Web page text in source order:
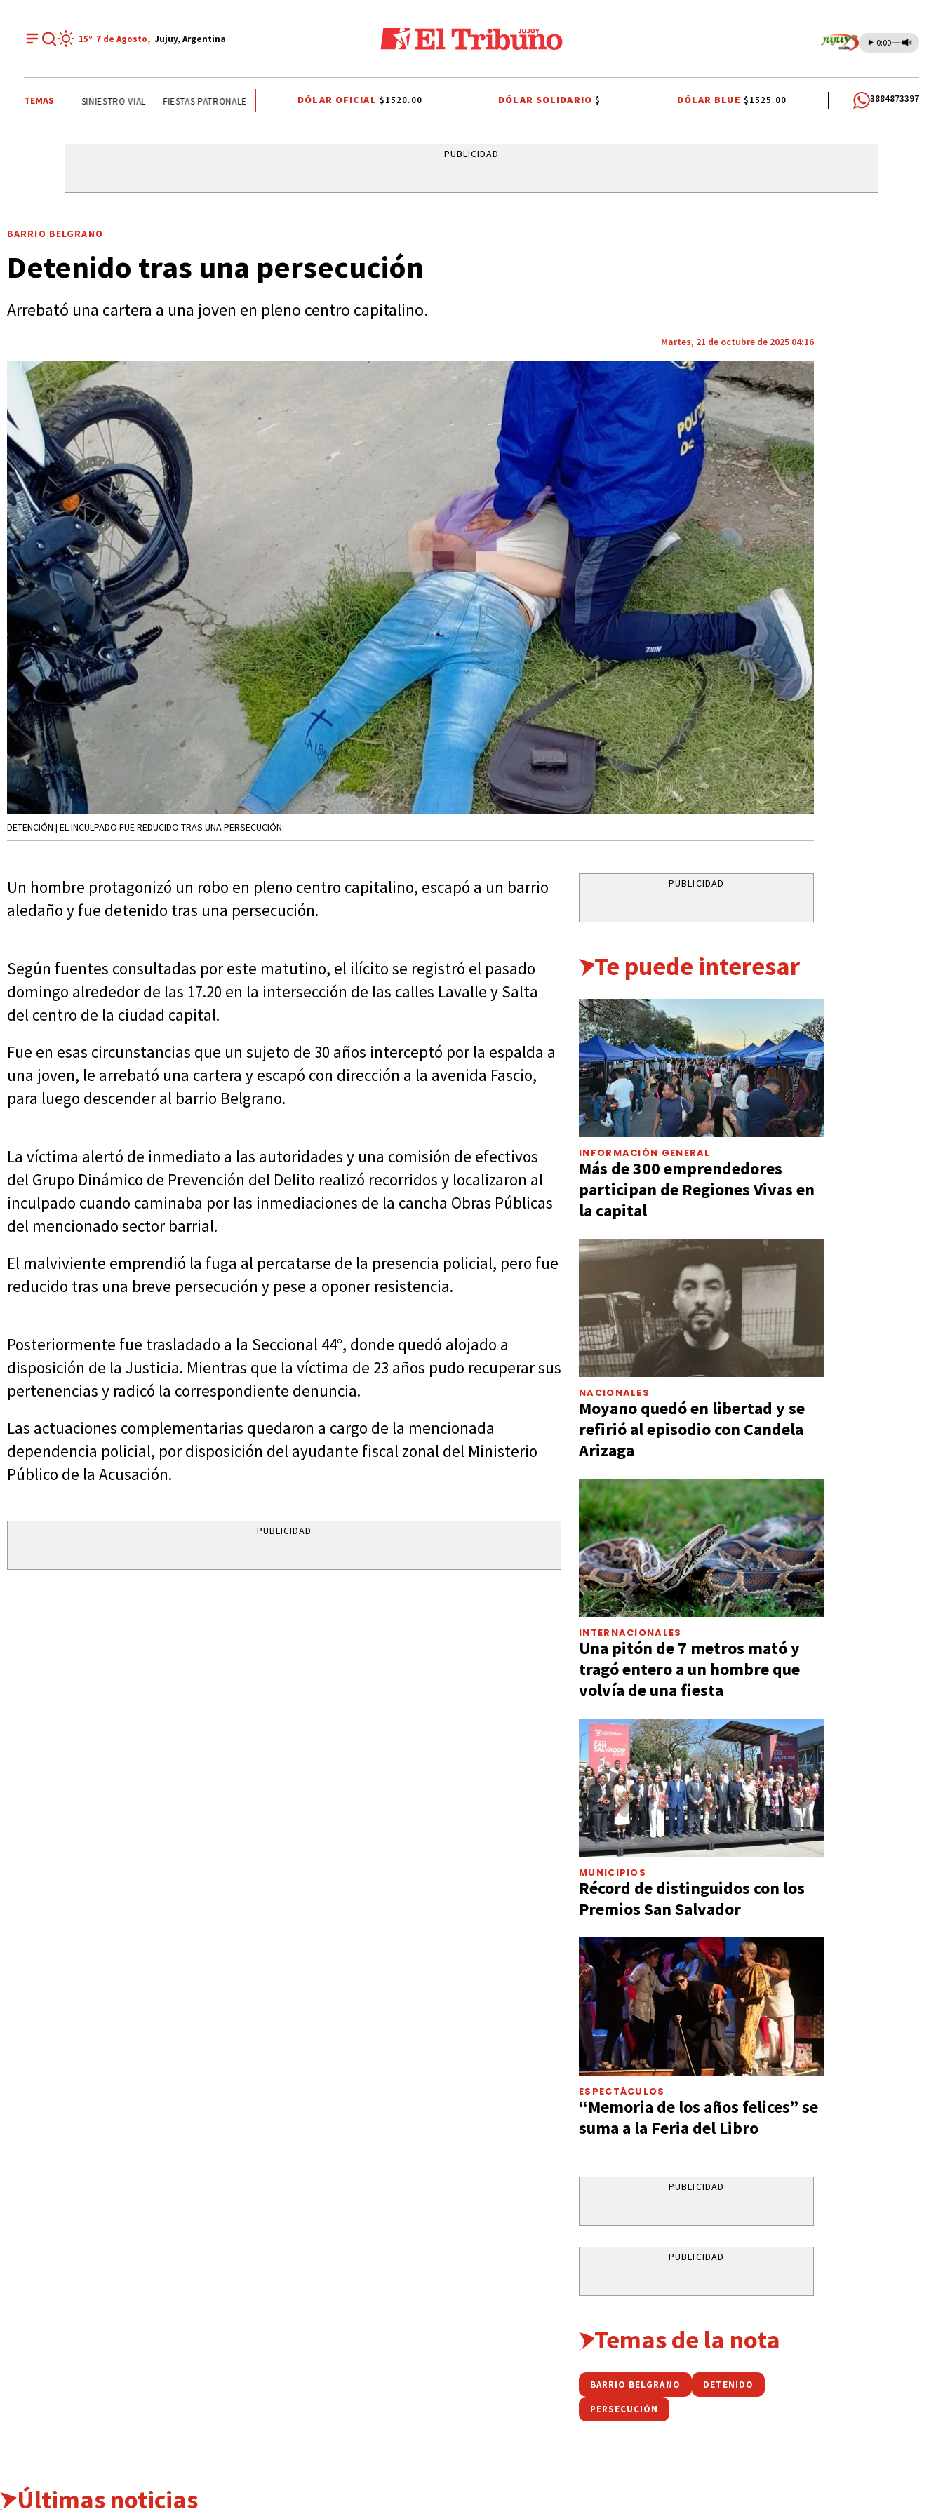
15° 7 de Agosto, Jujuy, Argentina 0:00
TEMAS JORGE GARCÍA CUERVA ONDA ESTUDIANTIL SINIESTRO VIAL FIESTAS PATRONALES A SAN CAYETANO INDEPENDENCIA DE BOLIVIA SISTEMA PÚBLICO CAME JOVEN CAPITAL HUMANO
DÓLAR OFICIAL $1520.00 DÓLAR SOLIDARIO$ DÓLAR BLUE $1525.00 3884873397
PUBLICIDAD
BARRIO BELGRANO
Detenido tras una persecución
Arrebató una cartera a una joven en pleno centro capitalino.
Martes, 21 de octubre de 2025 04:16
DETENCIÓN | EL INCULPADO FUE REDUCIDO TRAS UNA PERSECUCIÓN.
Un hombre protagonizó un robo en pleno centro capitalino, escapó a un barrio
aledaño y fue detenido tras una persecución.
Según fuentes consultadas por este matutino, el ilícito se registró el pasado
domingo alrededor de las 17.20 en la intersección de las calles Lavalle y Salta
del centro de la ciudad capital.
Fue en esas circunstancias que un sujeto de 30 años interceptó por la espalda a
una joven, le arrebató una cartera y escapó con dirección a la avenida Fascio,
para luego descender al barrio Belgrano.
La víctima alertó de inmediato a las autoridades y una comisión de efectivos
del Grupo Dinámico de Prevención del Delito realizó recorridos y localizaron al
inculpado cuando caminaba por las inmediaciones de la cancha Obras Públicas
del mencionado sector barrial.
El malviviente emprendió la fuga al percatarse de la presencia policial, pero fue
reducido tras una breve persecución y pese a oponer resistencia.
Posteriormente fue trasladado a la Seccional 44°, donde quedó alojado a
disposición de la Justicia. Mientras que la víctima de 23 años pudo recuperar sus
pertenencias y radicó la correspondiente denuncia.
Las actuaciones complementarias quedaron a cargo de la mencionada
dependencia policial, por disposición del ayudante fiscal zonal del Ministerio
Público de la Acusación.
PUBLICIDAD
PUBLICIDAD
Te puede interesar
INFORMACIÓN GENERAL
Más de 300 emprendedores
participan de Regiones Vivas en
la capital
NACIONALES
Moyano quedó en libertad y se
refirió al episodio con Candela
Arizaga
INTERNACIONALES
Una pitón de 7 metros mató y
tragó entero a un hombre que
volvía de una fiesta
MUNICIPIOS
Récord de distinguidos con los
Premios San Salvador
ESPECTÁCULOS
“Memoria de los años felices” se
suma a la Feria del Libro
PUBLICIDAD
PUBLICIDAD
Temas de la nota
BARRIO BELGRANO DETENIDO
PERSECUCIÓN
Últimas noticias